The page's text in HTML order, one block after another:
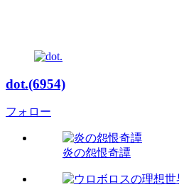
dot.(6954)
フォロー
炎の怨恨奇譚